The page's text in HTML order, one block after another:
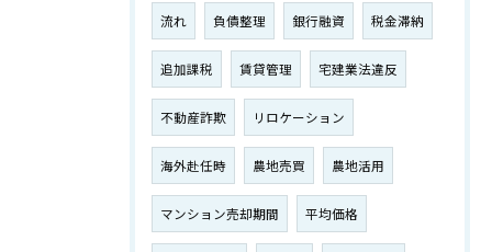
流れ 負債整理 銀行融資 税金滞納
追加課税 賃貸管理 宅建業法違反
不動産詐欺 リロケーション
海外赴任時 農地売買 農地活用
マンション売却期間 平均価格